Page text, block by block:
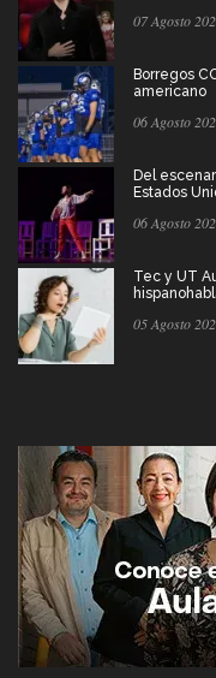
07 Agosto
Borregos
americano
06 Agosto
Del
Estados
06 Agosto
Tec y UT
05 Agosto